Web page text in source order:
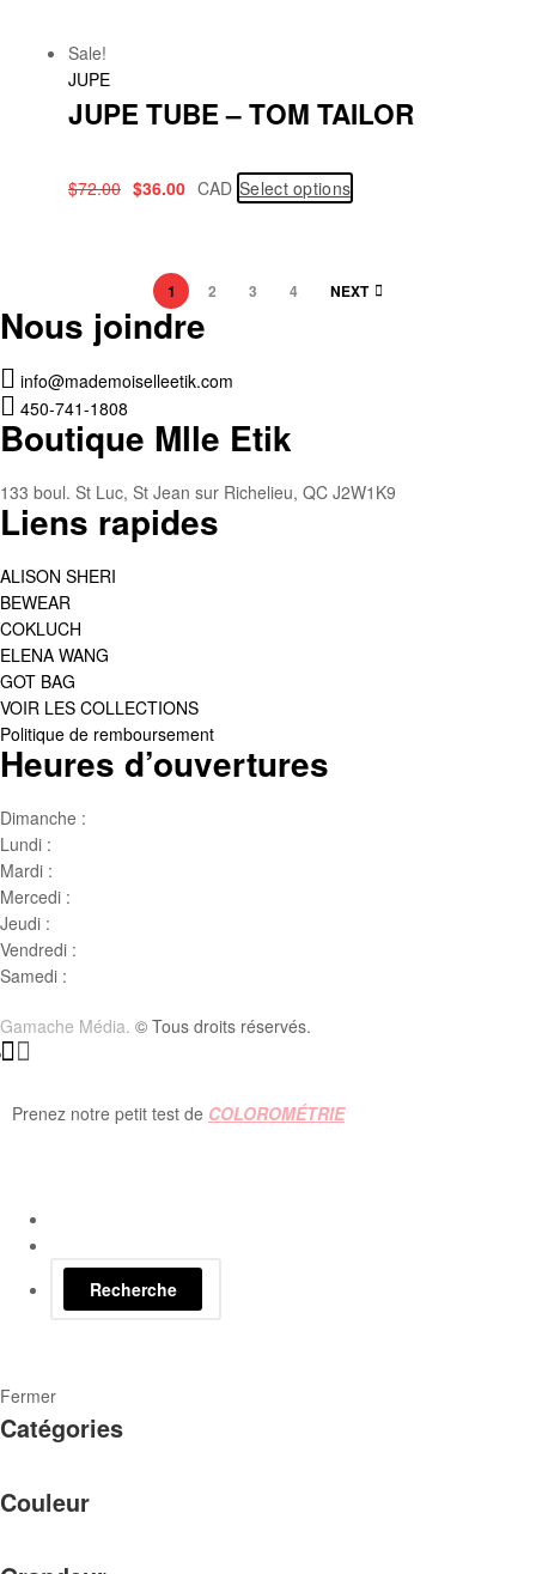
Sale!
JUPE
JUPE TUBE – TOM TAILOR
$72.00 $36.00 CAD Select options
1 2 3 4 NEXT
Nous joindre
info@mademoiselleetik.com
450-741-1808
Boutique Mlle Etik
133 boul. St Luc, St Jean sur Richelieu, QC J2W1K9
Liens rapides
ALISON SHERI
BEWEAR
COKLUCH
ELENA WANG
GOT BAG
VOIR LES COLLECTIONS
Politique de remboursement
Heures d’ouvertures
Dimanche :
Lundi :
Mardi :
Mercedi :
Jeudi :
Vendredi :
Samedi :
Gamache Média. © Tous droits réservés.
Prenez notre petit test de COLOROMÉTRIE
Recherche
Fermer
Catégories
Couleur